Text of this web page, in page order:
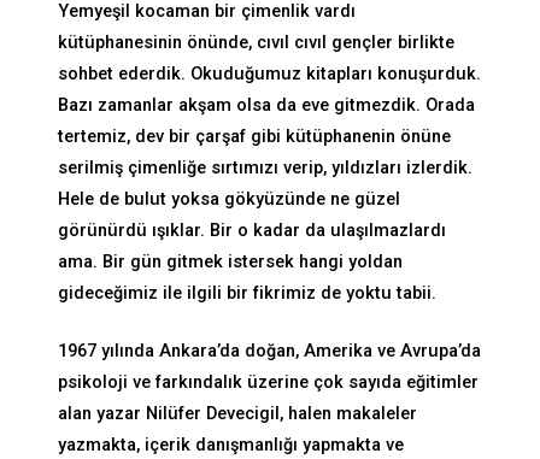
Yemyeşil kocaman bir çimenlik vardı
kütüphanesinin önünde, cıvıl cıvıl gençler birlikte
sohbet ederdik. Okuduğumuz kitapları konuşurduk.
Bazı zamanlar akşam olsa da eve gitmezdik. Orada
tertemiz, dev bir çarşaf gibi kütüphanenin önüne
serilmiş çimenliğe sırtımızı verip, yıldızları izlerdik.
Hele de bulut yoksa gökyüzünde ne güzel
görünürdü ışıklar. Bir o kadar da ulaşılmazlardı
ama. Bir gün gitmek istersek hangi yoldan
gideceğimiz ile ilgili bir fikrimiz de yoktu tabii.
1967 yılında Ankara’da doğan, Amerika ve Avrupa’da
psikoloji ve farkındalık üzerine çok sayıda eğitimler
alan yazar Nilüfer Devecigil, halen makaleler
yazmakta, içerik danışmanlığı yapmakta ve